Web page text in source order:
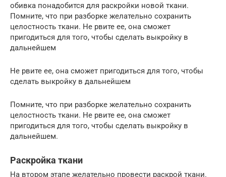
обивка понадобится для раскройки новой ткани.
Помните, что при разборке желательно сохранить
целостность ткани. Не рвите ее, она сможет
пригодиться для того, чтобы сделать выкройку в
дальнейшем
Не рвите ее, она сможет пригодиться для того, чтобы
сделать выкройку в дальнейшем
Помните, что при разборке желательно сохранить
целостность ткани. Не рвите ее, она сможет
пригодиться для того, чтобы сделать выкройку в
дальнейшем.
Раскройка ткани
На втором этапе желательно провести раскрой ткани.